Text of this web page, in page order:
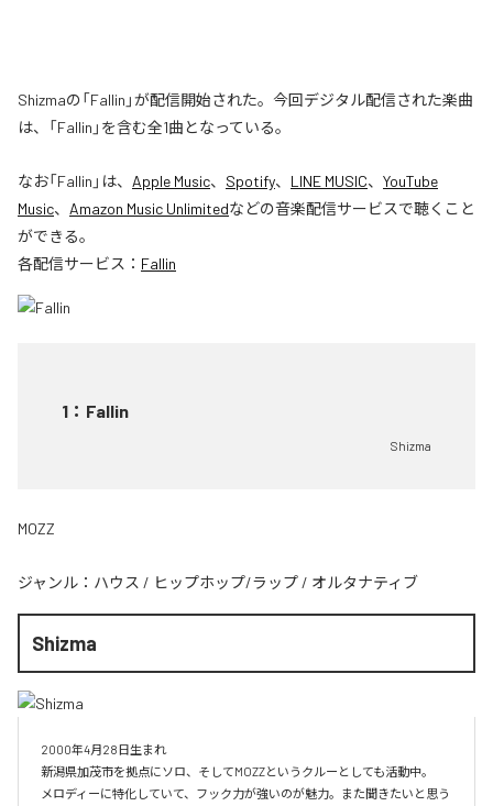
Shizmaの「Fallin」が配信開始された。今回デジタル配信された楽曲
は、「Fallin」を含む全1曲となっている。
なお「Fallin 」は、 Apple Music、 Spotify、 LINE MUSIC、 YouTube
Music、 Amazon Music Unlimitedなどの音楽配信サービスで聴くこと
ができる。
各配信サービス： Fallin
1 ： Fallin
Shizma
MOZZ
ジャンル： ハウス / ヒップホップ/ラップ / オルタナティブ
Shizma
2000年4月28日生まれ
新潟県加茂市を拠点にソロ、そしてMOZZというクルーとしても活動中。
メロディーに特化していて、フック力が強いのが魅力。また聞きたいと思う